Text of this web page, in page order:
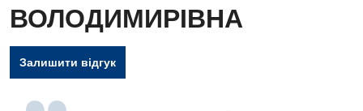
ВОЛОДИМИРІВНА
Залишити відгук